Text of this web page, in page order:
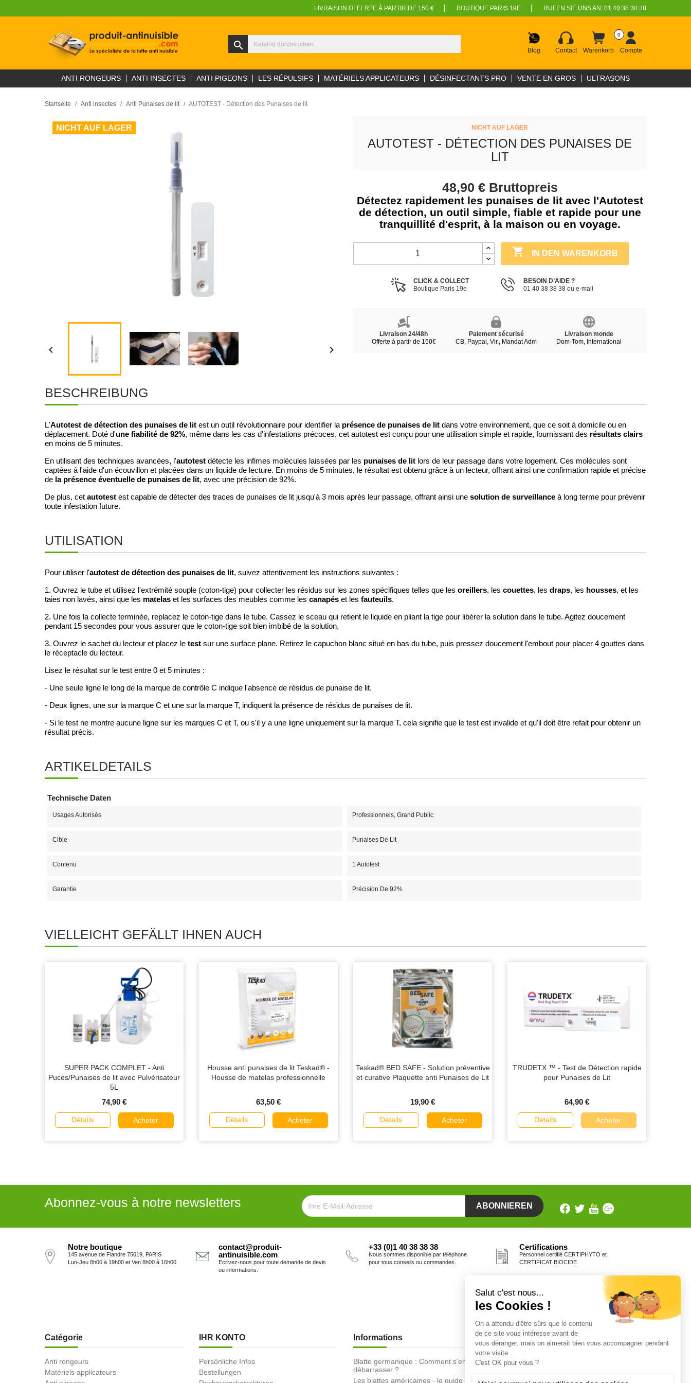
LIVRAISON OFFERTE À PARTIR DE 150 € BOUTIQUE PARIS 19E RUFEN SIE UNS AN: 01 40 38 38 38
search Blog Contact Warenkorb
0
Compte
ANTI RONGEURS ANTI INSECTES ANTI PIGEONS LES RÉPULSIFS MATÉRIELS APPLICATEURS DÉSINFECTANTS PRO VENTE EN GROS ULTRASONS
Startseite Anti insectes Anti Punaises de lit AUTOTEST - Détection des Punaises de lit
NICHT AUF LAGER
 
NICHT AUF LAGER
AUTOTEST - DÉTECTION DES PUNAISES DE
LIT
48,90 € Bruttopreis
Détectez rapidement les punaises de lit avec l'Autotest
de détection, un outil simple, fiable et rapide pour une
tranquillité d'esprit, à la maison ou en voyage.
 IN DEN WARENKORB
CLICK & COLLECT
Boutique Paris 19e
BESOIN D’AIDE ?
01 40 38 38 38 ou e-mail
Livraison 24/48h
Offerte à partir de 150€
Paiement sécurisé
CB, Paypal, Vir., Mandat Adm
Livraison monde
Dom-Tom, International
BESCHREIBUNG
L'Autotest de détection des punaises de lit est un outil révolutionnaire pour identifier la présence de punaises de lit dans votre environnement, que ce soit à domicile ou en
déplacement. Doté d'une fiabilité de 92%, même dans les cas d'infestations précoces, cet autotest est conçu pour une utilisation simple et rapide, fournissant des résultats clairs
en moins de 5 minutes.
En utilisant des techniques avancées, l'autotest détecte les infimes molécules laissées par les punaises de lit lors de leur passage dans votre logement. Ces molécules sont
captées à l'aide d'un écouvillon et placées dans un liquide de lecture. En moins de 5 minutes, le résultat est obtenu grâce à un lecteur, offrant ainsi une confirmation rapide et précise
de la présence éventuelle de punaises de lit, avec une précision de 92%.
De plus, cet autotest est capable de détecter des traces de punaises de lit jusqu'à 3 mois après leur passage, offrant ainsi une solution de surveillance à long terme pour prévenir
toute infestation future.
UTILISATION
Pour utiliser l'autotest de détection des punaises de lit, suivez attentivement les instructions suivantes :
1. Ouvrez le tube et utilisez l'extrémité souple (coton-tige) pour collecter les résidus sur les zones spécifiques telles que les oreillers, les couettes, les draps, les housses, et les
taies non lavés, ainsi que les matelas et les surfaces des meubles comme les canapés et les fauteuils.
2. Une fois la collecte terminée, replacez le coton-tige dans le tube. Cassez le sceau qui retient le liquide en pliant la tige pour libérer la solution dans le tube. Agitez doucement
pendant 15 secondes pour vous assurer que le coton-tige soit bien imbibé de la solution.
3. Ouvrez le sachet du lecteur et placez le test sur une surface plane. Retirez le capuchon blanc situé en bas du tube, puis pressez doucement l'embout pour placer 4 gouttes dans
le réceptacle du lecteur.
Lisez le résultat sur le test entre 0 et 5 minutes :
- Une seule ligne le long de la marque de contrôle C indique l'absence de résidus de punaise de lit.
- Deux lignes, une sur la marque C et une sur la marque T, indiquent la présence de résidus de punaises de lit.
- Si le test ne montre aucune ligne sur les marques C et T, ou s'il y a une ligne uniquement sur la marque T, cela signifie que le test est invalide et qu'il doit être refait pour obtenir un
résultat précis.
ARTIKELDETAILS
Technische Daten
Usages Autorisés Professionnels, Grand Public
Cible Punaises De Lit
Contenu 1 Autotest
Garantie Précision De 92%
VIELLEICHT GEFÄLLT IHNEN AUCH
SUPER PACK COMPLET - Anti
Puces/Punaises de lit avec Pulvérisateur
5L
74,90 €
Détails Acheter
Housse anti punaises de lit Teskad® -
Housse de matelas professionnelle
63,50 €
Détails Acheter
Teskad® BED SAFE - Solution préventive
et curative Plaquette anti Punaises de Lit
19,90 €
Détails Acheter
TRUDETX ™ - Test de Détection rapide
pour Punaises de Lit
64,90 €
Détails Acheter
Abonnez-vous à notre newsletters
Notre boutique
145 avenue de Flandre 75019, PARIS
Lun-Jeu 8h00 à 19h00 et Ven 8h00 à 16h00
contact@produit-
antinuisible.com
Ecrivez-nous pour toute demande de devis
ou informations.
+33 (0)1 40 38 38 38
Nous sommes disponible par téléphone
pour tous conseils ou commandes.
Certifications
Personnel certifié CERTIPHYTO et
CERTIFICAT BIOCIDE
Catégorie
Anti rongeurs
Matériels applicateurs
IHR KONTO
Persönliche Infos
Bestellungen
Informations
Blatte germanique : Comment s'en
débarrasser ?
Les blattes américaines - le guide de la
Fiches conseils
Insecte